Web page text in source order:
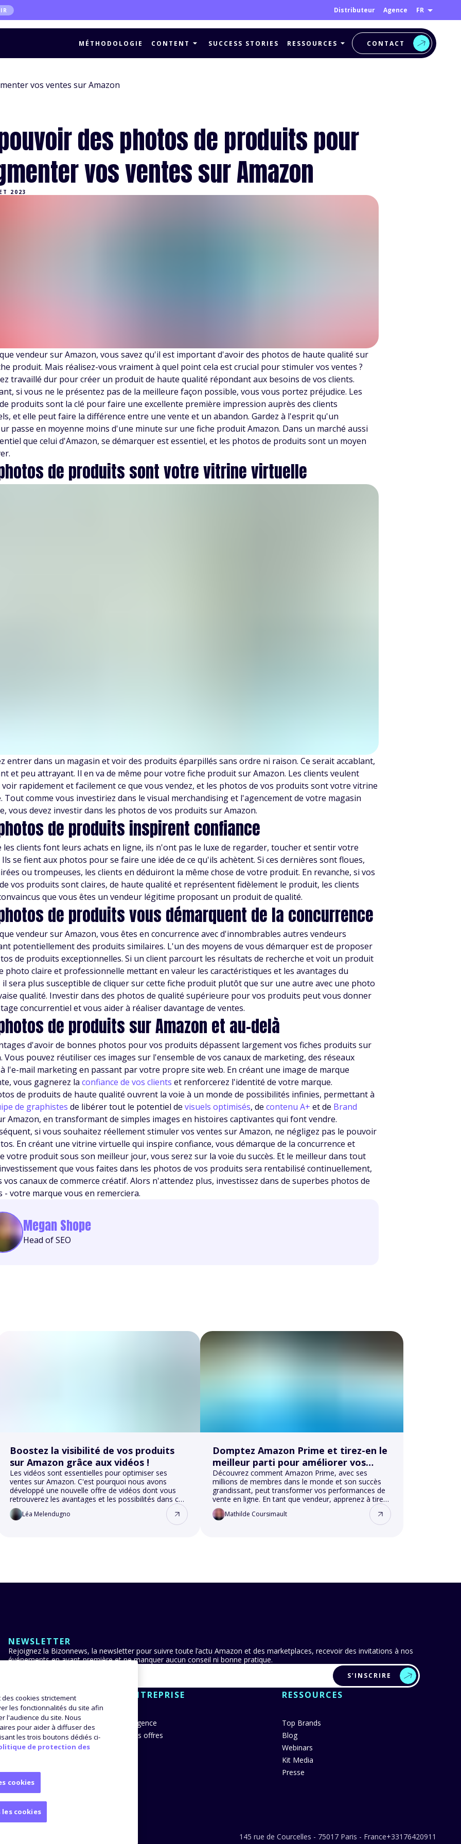
Distributeur Agence FR
MÉTHODOLOGIE CONTENT SUCCESS STORIES RESSOURCES CONTACT
vos ventes sur Amazon
des photos de produits pour
vos ventes sur Amazon
2023
vendeur sur Amazon, vous savez qu'il est important d'avoir des photos de haute qualité sur
produit. Mais réalisez-vous vraiment à quel point cela est crucial pour stimuler vos ventes ?
travaillé dur pour créer un produit de haute qualité répondant aux besoins de vos clients.
si vous ne le présentez pas de la meilleure façon possible, vous vous portez préjudice. Les
produits sont la clé pour faire une excellente première impression auprès des clients
et elle peut faire la différence entre une vente et un abandon. Gardez à l'esprit qu'un
passe en moyenne moins d'une minute sur une fiche produit Amazon. Dans un marché aussi
que celui d'Amazon, se démarquer est essentiel, et les photos de produits sont un moyen
de produits sont votre vitrine virtuelle
entrer dans un magasin et voir des produits éparpillés sans ordre ni raison. Ce serait accablant,
et peu attrayant. Il en va de même pour votre fiche produit sur Amazon. Les clients veulent
rapidement et facilement ce que vous vendez, et les photos de vos produits sont votre vitrine
Tout comme vous investiriez dans le visual merchandising et l'agencement de votre magasin
vous devez investir dans les photos de vos produits sur Amazon.
de produits inspirent confiance
les clients font leurs achats en ligne, ils n'ont pas le luxe de regarder, toucher et sentir votre
se fient aux photos pour se faire une idée de ce qu'ils achètent. Si ces dernières sont floues,
ou trompeuses, les clients en déduiront la même chose de votre produit. En revanche, si vos
vos produits sont claires, de haute qualité et représentent fidèlement le produit, les clients
que vous êtes un vendeur légitime proposant un produit de qualité.
de produits vous démarquent de la concurrence
vendeur sur Amazon, vous êtes en concurrence avec d'innombrables autres vendeurs
potentiellement des produits similaires. L'un des moyens de vous démarquer est de proposer
de produits exceptionnelles. Si un client parcourt les résultats de recherche et voit un produit
photo claire et professionnelle mettant en valeur les caractéristiques et les avantages du
sera plus susceptible de cliquer sur cette fiche produit plutôt que sur une autre avec une photo
qualité. Investir dans des photos de qualité supérieure pour vos produits peut vous donner
concurrentiel et vous aider à réaliser davantage de ventes.
de produits sur Amazon et au-delà
d'avoir de bonnes photos pour vos produits dépassent largement vos fiches produits sur
Vous pouvez réutiliser ces images sur l'ensemble de vos canaux de marketing, des réseaux
l'e-mail marketing en passant par votre propre site web. En créant une image de marque
vous gagnerez laconfiance de vos clients et renforcerez l'identité de votre marque.
de produits de haute qualité ouvrent la voie à un monde de possibilités infinies, permettant à
de graphistes de libérer tout le potentiel devisuels optimisés, decontenu A+ et de Brand
Amazon, en transformant de simples images en histoires captivantes qui font vendre.
si vous souhaitez réellement stimuler vos ventes sur Amazon, ne négligez pas le pouvoir
En créant une vitrine virtuelle qui inspire confiance, vous démarque de la concurrence et
votre produit sous son meilleur jour, vous serez sur la voie du succès. Et le meilleur dans tout
que vous faites dans les photos de vos produits sera rentabilisé continuellement,
vos canaux de commerce créatif. Alors n'attendez plus, investissez dans de superbes photos de
- votre marque vous en remerciera.
Megan Shope
Head of SEO
Boostez la visibilité de vos produits
sur Amazon grâce aux vidéos !
Les vidéos sont essentielles pour optimiser ses
ventes sur Amazon. C'est pourquoi nous avons
développé une nouvelle offre de vidéos dont vous
retrouverez les avantages et les possibilités dans cet
article.
Léa Melendugno
Domptez Amazon Prime et tirez-en le
meilleur parti pour améliorer vos
performances
Découvrez comment Amazon Prime, avec ses
millions de membres dans le monde et son succès
grandissant, peut transformer vos performances de
vente en ligne. En tant que vendeur, apprenez à tirer
le meilleur parti de ce service incontournable pour
améliorer votre visibilité, crédibilité ainsi que vos
Mathilde Coursimault
NEWSLETTER
Rejoignez la Bizonnews, la newsletter pour suivre toute l’actu Amazon et des marketplaces, recevoir des invitations à nos
événements en avant-première et ne manquer aucun conseil ni bonne pratique.
S’INSCRIRE
stories
ENTREPRISE
L’agence
Nos offres
RESSOURCES
Top Brands
Blog
Webinars
Kit Media
Presse
145 rue de Courcelles - 75017 Paris - France+33176420911
des cookies strictement
les fonctionnalités du site afin
l'audience du site. Nous
pour aider à diffuser des
les trois boutons dédiés ci-
de protection des
cookies
cookies